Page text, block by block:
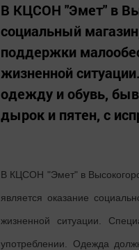
В КЦСОН "Эмет" в
социальный
поддержки
жизненной
одежду и обувь,
дырок и пятен, с
В КЦСОН "Эмет" в
является оказание
жизненной ситуации.
употреблении. Одежда